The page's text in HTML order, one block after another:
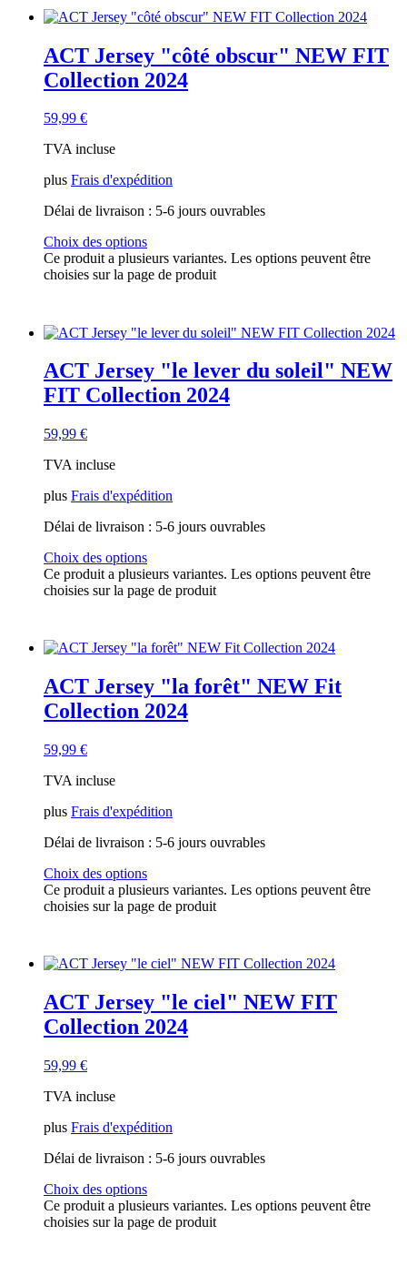
ACT Jersey "côté obscur" NEW FIT
Collection 2024
59,99 €
TVA incluse
plus Frais d'expédition
Délai de livraison : 5-6 jours ouvrables
Choix des options
Ce produit a plusieurs variantes. Les options peuvent être
choisies sur la page de produit
ACT Jersey "le lever du soleil" NEW
FIT Collection 2024
59,99 €
TVA incluse
plus Frais d'expédition
Délai de livraison : 5-6 jours ouvrables
Choix des options
Ce produit a plusieurs variantes. Les options peuvent être
choisies sur la page de produit
ACT Jersey "la forêt" NEW Fit
Collection 2024
59,99 €
TVA incluse
plus Frais d'expédition
Délai de livraison : 5-6 jours ouvrables
Choix des options
Ce produit a plusieurs variantes. Les options peuvent être
choisies sur la page de produit
ACT Jersey "le ciel" NEW FIT
Collection 2024
59,99 €
TVA incluse
plus Frais d'expédition
Délai de livraison : 5-6 jours ouvrables
Choix des options
Ce produit a plusieurs variantes. Les options peuvent être
choisies sur la page de produit